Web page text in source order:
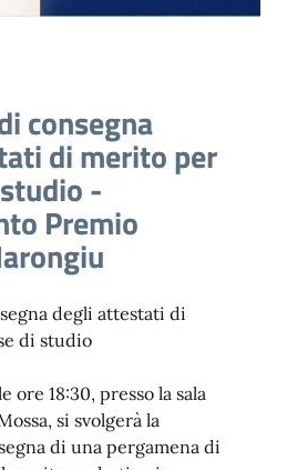
consegna
di merito per
-
Premio
degli attestati di
di studio
ore 18:30, presso la sala
si svolgerà la
di una pergamena di